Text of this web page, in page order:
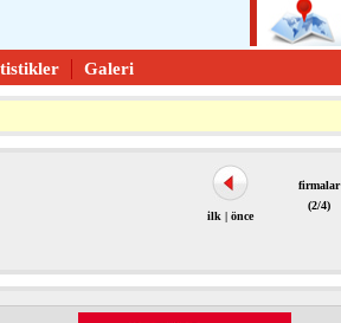
Galeri
ilk | önce
firmalar
(2/4)